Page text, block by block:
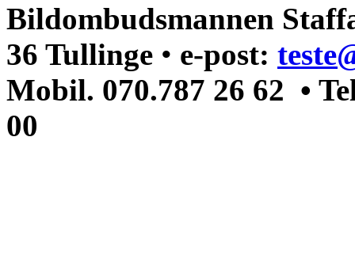
Bildombudsmannen
36 Tullinge • e-post:
Mobil. 070.787 26 62 •
00